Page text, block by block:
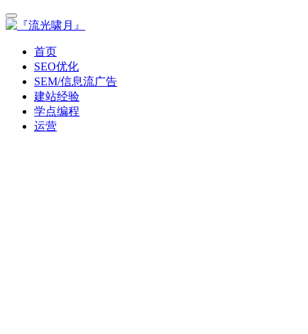
首页
SEO优化
SEM/信息流广告
建站经验
学点编程
运营